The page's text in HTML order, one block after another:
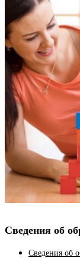
Сведения об
Сведения об